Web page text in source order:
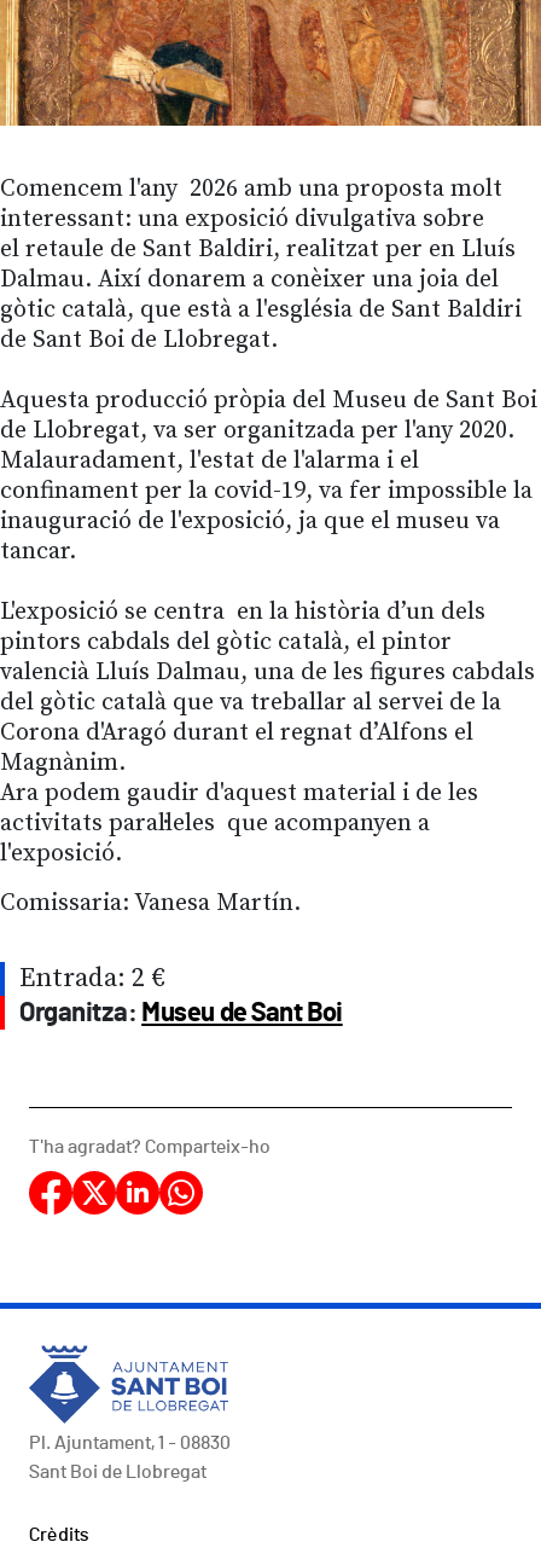
Comencem l'any 2026 amb una proposta molt
interessant: una exposició divulgativa sobre
el retaule de Sant Baldiri, realitzat per en Lluís
Dalmau. Així donarem a conèixer una joia del
gòtic català, que està a l'església de Sant Baldiri
de Sant Boi de Llobregat.
Aquesta producció pròpia del Museu de Sant Boi
de Llobregat, va ser organitzada per l'any 2020.
Malauradament, l'estat de l'alarma i el
confinament per la covid-19, va fer impossible la
inauguració de l'exposició, ja que el museu va
tancar.
L'exposició se centra en la història d’un dels
pintors cabdals del gòtic català, el pintor
valencià Lluís Dalmau, una de les figures cabdals
del gòtic català que va treballar al servei de la
Corona d'Aragó durant el regnat d’Alfons el
Magnànim.
Ara podem gaudir d'aquest material i de les
activitats paral·leles que acompanyen a
l'exposició.
Comissaria: Vanesa Martín.
Entrada: 2 €
Organitza: Museu de Sant Boi
T'ha agradat? Comparteix-ho
Pl. Ajuntament, 1 - 08830
Sant Boi de Llobregat
Peu
Crèdits